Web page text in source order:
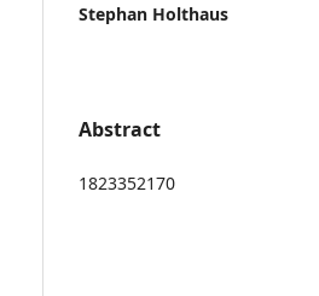
Stephan Holthaus
Abstract
1823352170